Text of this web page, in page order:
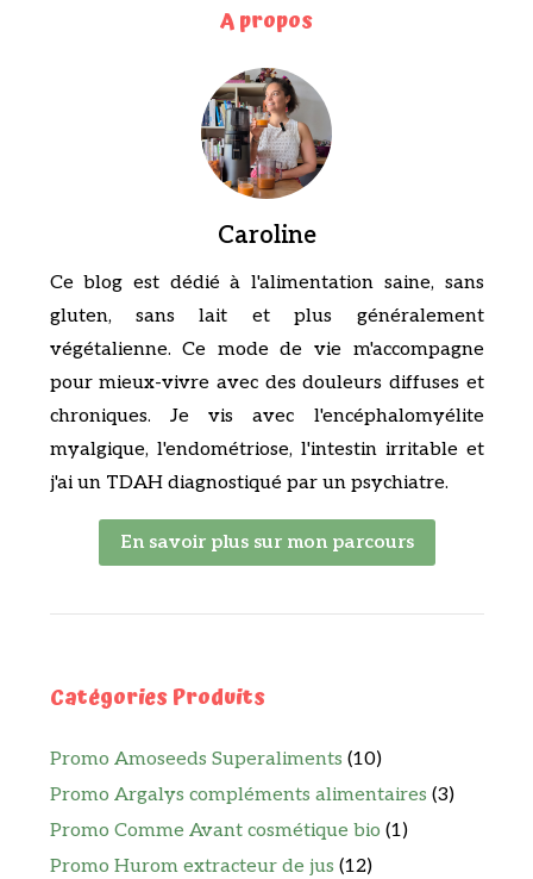
A propos
Caroline
Ce blog est dédié à l'alimentation saine, sans
gluten, sans lait et plus généralement
végétalienne. Ce mode de vie m'accompagne
pour mieux-vivre avec des douleurs diffuses et
chroniques. Je vis avec l'encéphalomyélite
myalgique, l'endométriose, l'intestin irritable et
j'ai un TDAH diagnostiqué par un psychiatre.
En savoir plus sur mon parcours
Catégories Produits
Promo Amoseeds Superaliments (10)
Promo Argalys compléments alimentaires (3)
Promo Comme Avant cosmétique bio (1)
Promo Hurom extracteur de jus (12)